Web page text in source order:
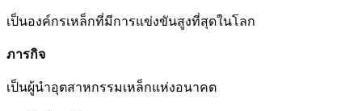
เป็นองค์กรเหล็กที่มีการแข่งขันสูงที่สุดในโลก
ภารกิจ
เป็นผู้นำอุตสาหกรรมเหล็กแห่งอนาคต